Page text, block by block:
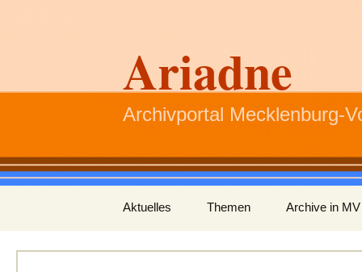
Ariadne
Archivportal Mecklenburg-
Inhalt
springen
Aktuelles Themen Archive in MV